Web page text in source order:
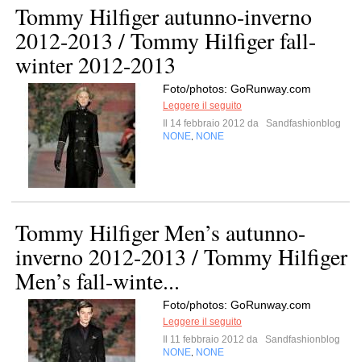
Tommy Hilfiger autunno-inverno
2012-2013 / Tommy Hilfiger fall-
winter 2012-2013
Foto/photos: GoRunway.com
Leggere il seguito
Il 14 febbraio 2012 da
Sandfashionblog
NONE NONE
Tommy Hilfiger Men’s autunno-
inverno 2012-2013 / Tommy Hilfiger
Men’s fall-winte...
Foto/photos: GoRunway.com
Leggere il seguito
Il 11 febbraio 2012 da
Sandfashionblog
NONE NONE